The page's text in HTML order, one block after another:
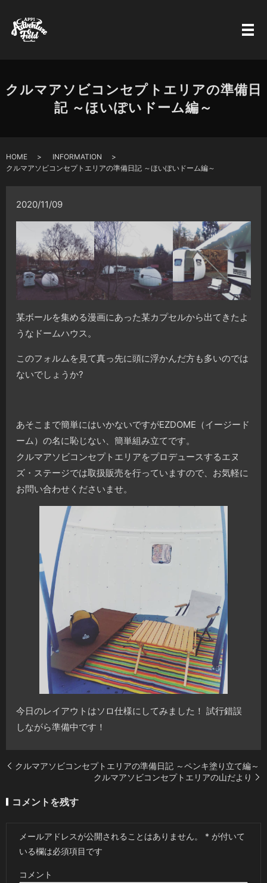
クルマアソビコンセプトエリアの準備日
記 ～ほいぽいドーム編～
HOME
INFORMATION
クルマアソビコンセプトエリアの準備日記 ～ほいぽいドーム編～
2020/11/09
某ボールを集める漫画にあった某カプセルから出てきたよ
うなドームハウス。
このフォルムを見て真っ先に頭に浮かんだ方も多いのでは
ないでしょうか?
あそこまで簡単にはいかないですがEZDOME（イージード
ーム）の名に恥じない、簡単組み立てです。
クルマアソビコンセプトエリアをプロデュースするエヌ
ズ・ステージでは取扱販売を行っていますので、お気軽に
お問い合わせくださいませ。
今日のレイアウトはソロ仕様にしてみました！ 試行錯誤
しながら準備中です！
クルマアソビコンセプトエリアの準備日記 ～ペンキ塗り立て編～
クルマアソビコンセプトエリアの山だより
コメントを残す
メールアドレスが公開されることはありません。 * が付いて
いる欄は必須項目です
コメント